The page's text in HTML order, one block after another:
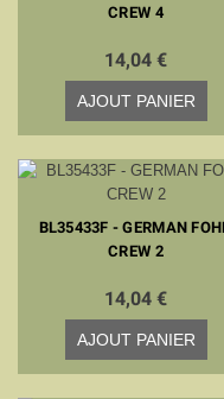
CREW 4
14,04 €
AJOUT PANIER
BL35433F - GERMAN
CREW 2
14,04 €
AJOUT PANIER